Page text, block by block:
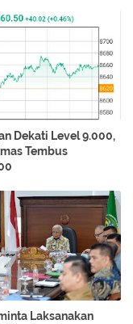
Dekati Level 9.000,
Tembus
Laksanakan